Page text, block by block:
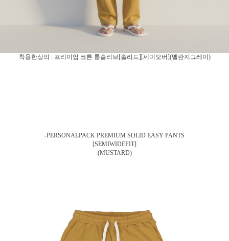
착용한상의 : 프리미엄 코튼 롱슬리브[솔리드][세미오버](멜란지그레이)
-PERSONALPACK PREMIUM SOLID EASY PANTS
[SEMIWIDEFIT]
(MUSTARD)